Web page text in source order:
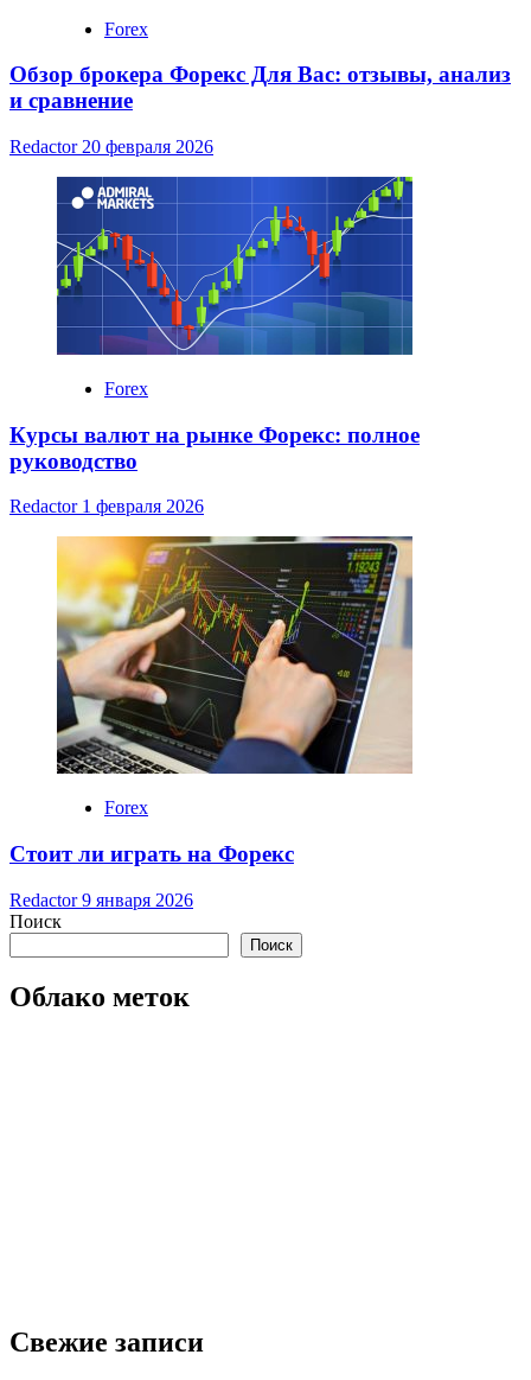
Forex
Обзор брокера Форекс Для Вас: отзывы, анализ
и сравнение
Redactor 20 февраля 2026
Forex
Курсы валют на рынке Форекс: полное
руководство
Redactor 1 февраля 2026
Forex
Стоит ли играть на Форекс
Redactor9 января 2026
Поиск
Поиск
Облако меток
Свежие записи